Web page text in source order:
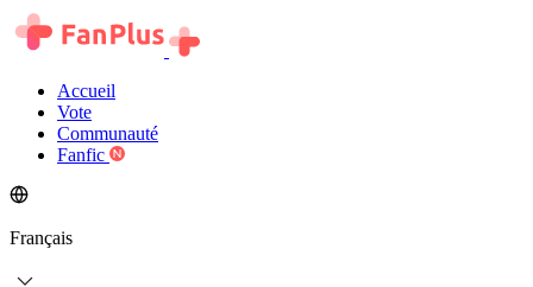
Accueil
Vote
Communauté
Fanfic
Français